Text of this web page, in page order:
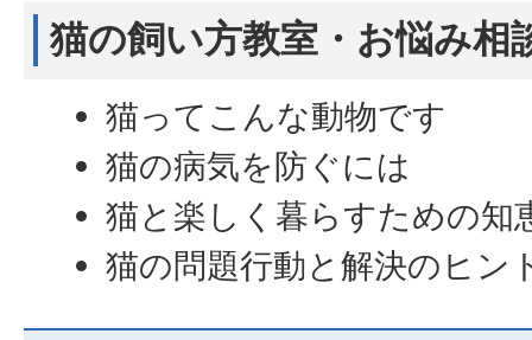
猫の飼い方教室・お悩み相
猫ってこんな動物です
猫の病気を防ぐには
猫と楽しく暮らすための知
猫の問題行動と解決のヒン